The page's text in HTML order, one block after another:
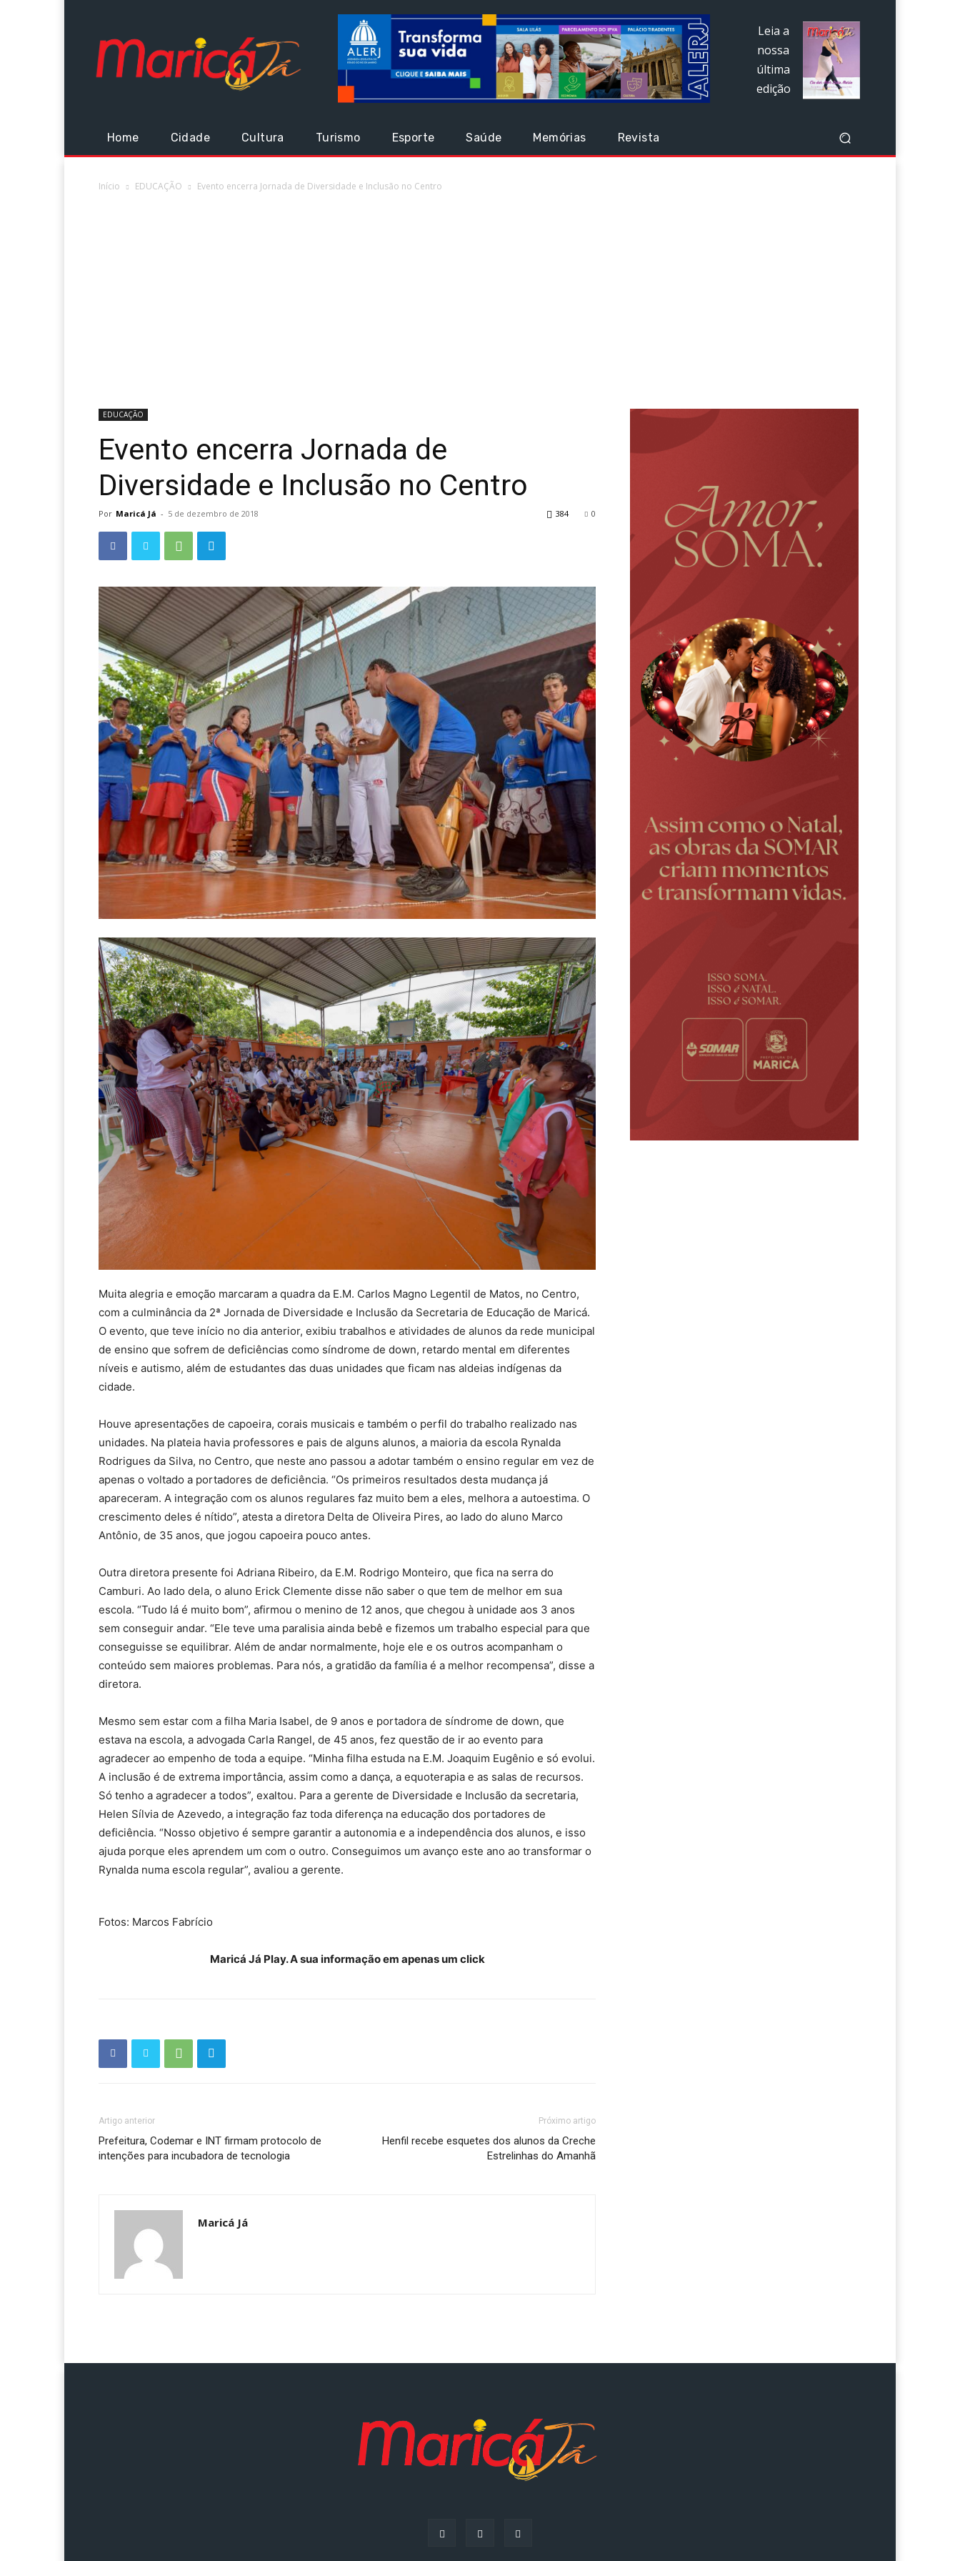
Leia a
nossa
última
edição
Home Cidade Cultura Turismo Esporte Saúde Memórias Revista
Início EDUCAÇÃO Evento encerra Jornada de Diversidade e Inclusão no Centro
EDUCAÇÃO
Evento encerra Jornada de
Diversidade e Inclusão no Centro
Por Maricá Já - 5 de dezembro de 2018 0
384
Muita alegria e emoção marcaram a quadra da E.M. Carlos Magno Legentil de Matos, no Centro,
com a culminância da 2ª Jornada de Diversidade e Inclusão da Secretaria de Educação de Maricá.
O evento, que teve início no dia anterior, exibiu trabalhos e atividades de alunos da rede municipal
de ensino que sofrem de deficiências como síndrome de down, retardo mental em diferentes
níveis e autismo, além de estudantes das duas unidades que ficam nas aldeias indígenas da
cidade.
Houve apresentações de capoeira, corais musicais e também o perfil do trabalho realizado nas
unidades. Na plateia havia professores e pais de alguns alunos, a maioria da escola Rynalda
Rodrigues da Silva, no Centro, que neste ano passou a adotar também o ensino regular em vez de
apenas o voltado a portadores de deficiência. “Os primeiros resultados desta mudança já
apareceram. A integração com os alunos regulares faz muito bem a eles, melhora a autoestima. O
crescimento deles é nítido”, atesta a diretora Delta de Oliveira Pires, ao lado do aluno Marco
Antônio, de 35 anos, que jogou capoeira pouco antes.
Outra diretora presente foi Adriana Ribeiro, da E.M. Rodrigo Monteiro, que fica na serra do
Camburi. Ao lado dela, o aluno Erick Clemente disse não saber o que tem de melhor em sua
escola. “Tudo lá é muito bom”, afirmou o menino de 12 anos, que chegou à unidade aos 3 anos
sem conseguir andar. “Ele teve uma paralisia ainda bebê e fizemos um trabalho especial para que
conseguisse se equilibrar. Além de andar normalmente, hoje ele e os outros acompanham o
conteúdo sem maiores problemas. Para nós, a gratidão da família é a melhor recompensa”, disse a
diretora.
Mesmo sem estar com a filha Maria Isabel, de 9 anos e portadora de síndrome de down, que
estava na escola, a advogada Carla Rangel, de 45 anos, fez questão de ir ao evento para
agradecer ao empenho de toda a equipe. “Minha filha estuda na E.M. Joaquim Eugênio e só evolui.
A inclusão é de extrema importância, assim como a dança, a equoterapia e as salas de recursos.
Só tenho a agradecer a todos”, exaltou. Para a gerente de Diversidade e Inclusão da secretaria,
Helen Sílvia de Azevedo, a integração faz toda diferença na educação dos portadores de
deficiência. “Nosso objetivo é sempre garantir a autonomia e a independência dos alunos, e isso
ajuda porque eles aprendem um com o outro. Conseguimos um avanço este ano ao transformar o
Rynalda numa escola regular”, avaliou a gerente.
Fotos: Marcos Fabrício
Maricá Já Play. A sua informação em apenas um click
Artigo anterior
Prefeitura, Codemar e INT firmam protocolo de
intenções para incubadora de tecnologia
Próximo artigo
Henfil recebe esquetes dos alunos da Creche
Estrelinhas do Amanhã
Maricá Já